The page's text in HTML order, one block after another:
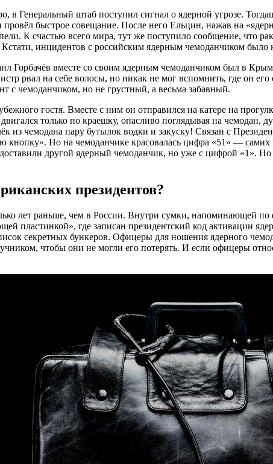
в Генеральный штаб поступил сигнал о ядерной угрозе.
быстрое совещание. После него Ельцин, нажав на
К счастью всего мира, тут же поступило сообщение, что
инцидентов с российским ядерным чемоданчиком было
Горбачёв вместе со своим ядерным чемоданчиком был в
рвал на себе волосы, но никак не мог вспомнить, где он
с чемоданчиком, но не грустный, а весьма забавный.
гостя. Вместе с ним он отправился на катере на
только по краешку, опасливо поглядывая на чемодан,
из чемодана пару бутылок водки и закуску! Связан с
кнопку». Но на чемоданчике красовалась цифра «51» —
другой ядерный чемоданчик, но уже с цифрой «1». Но
президентов?
лет раньше, чем в России. Внутри сумки, напоминающей по
пластинкой», где записан президентский код активации
секретных бункеров. Офицеры для ношения ядерного
чтобы они не могли его потерять. И если офицеры